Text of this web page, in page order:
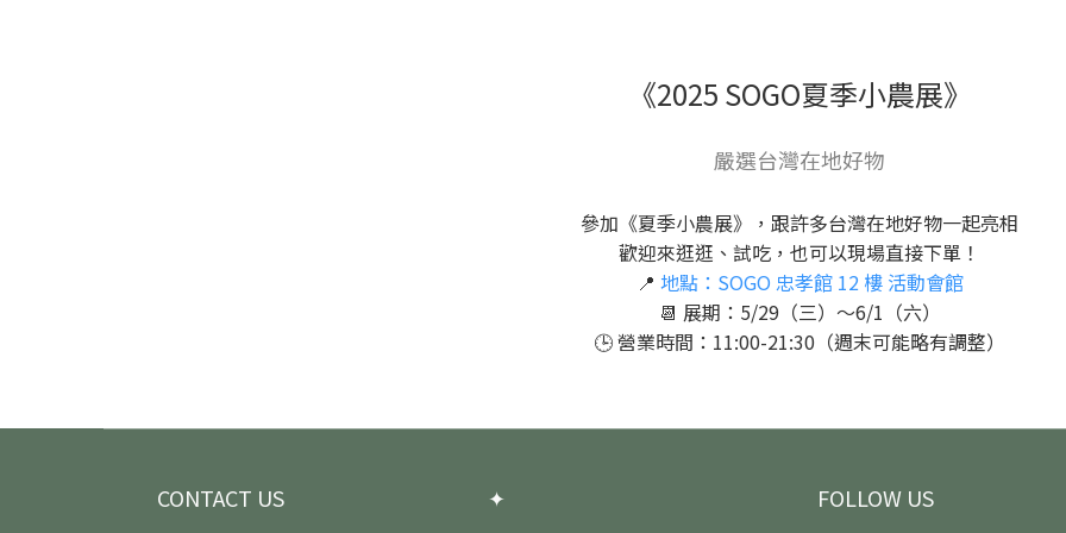
《2025 SOGO夏季小農展》
嚴選台灣在地好物
參加《夏季小農展》，跟許多台灣在地好物一起亮相
歡迎來逛逛、試吃，也可以現場直接下單！
📍 地點：SOGO 忠孝館 12 樓 活動會館
📆 展期：5/29（三）～6/1（六）
🕒 營業時間：11:00-21:30（週末可能略有調整）
CONTACT US ✦ FOLLOW US